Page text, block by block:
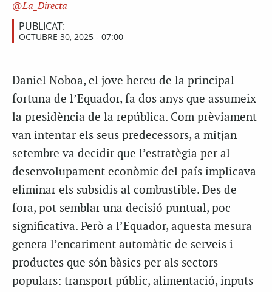
La_Directa
PUBLICAT:
OCTUBRE 30, 2025 - 07:00
Daniel Noboa, el jove hereu de la principal
fortuna de l’Equador, fa dos anys que assumeix
la presidència de la república. Com prèviament
van intentar els seus predecessors, a mitjan
setembre va decidir que l’estratègia per al
desenvolupament econòmic del país implicava
eliminar els subsidis al combustible. Des de
fora, pot semblar una decisió puntual, poc
significativa. Però a l’Equador, aquesta mesura
genera l’encariment automàtic de serveis i
productes que són bàsics per als sectors
populars: transport públic, alimentació, inputs